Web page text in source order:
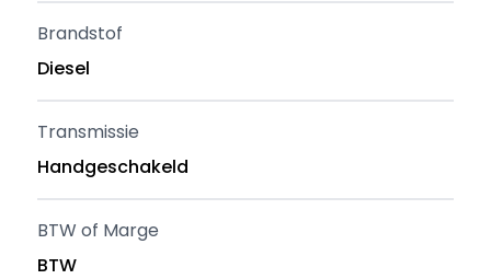
Brandstof
Diesel
Transmissie
Handgeschakeld
BTW of Marge
BTW